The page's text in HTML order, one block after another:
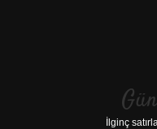
İlginç